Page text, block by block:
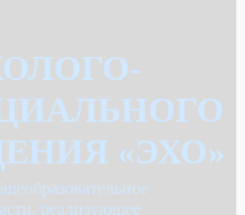
«ЭХО»
реализующее